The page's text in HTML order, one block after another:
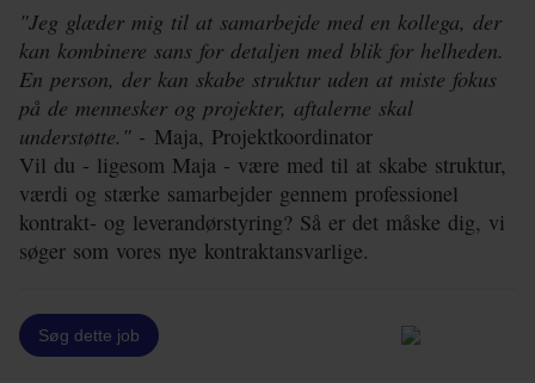
By og Bolig
Børn
Christiansborg
Civilsamfund
Digital
Embedsværk
Energi og Forsyning
Erhverv
"Jeg glæder mig til at samarbejde med en kollega, der
kan kombinere sans for detaljen med blik for helheden.
En person, der kan skabe struktur uden at miste fokus
på de mennesker og projekter, aftalerne skal
understøtte." - Maja, Projektkoordinator
Vil du - ligesom Maja - være med til at skabe struktur,
værdi og stærke samarbejder gennem professionel
kontrakt- og leverandørstyring? Så er det måske dig, vi
søger som vores nye kontraktansvarlige.
Søg dette job